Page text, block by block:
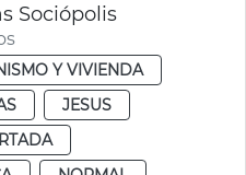
Sociópolis
Y VIVIENDA
JESUS